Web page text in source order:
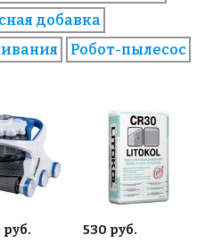
добавка
Робот-пылесос
530 руб.